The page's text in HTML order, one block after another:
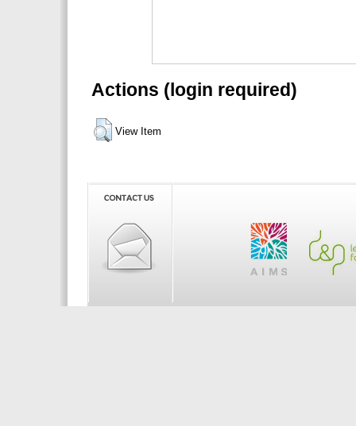
Actions (login required)
View Item